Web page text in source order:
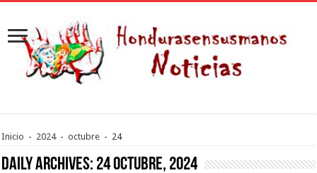
Inicio - 2024 - octubre - 24
Daily Archives: 24 octubre, 2024